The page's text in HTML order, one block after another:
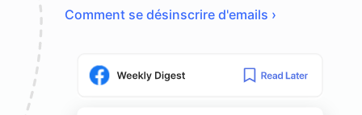
Comment se désinscrire d'emails ›